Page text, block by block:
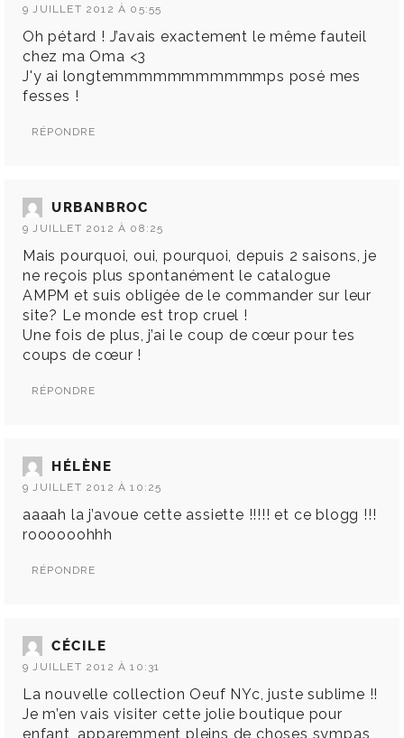
9 JUILLET 2012 À 05:55
Oh pétard ! J’avais exactement le même fauteil
chez ma Oma <3
J'y ai longtemmmmmmmmmmmps posé mes
fesses !
RÉPONDRE
URBANBROC
9 JUILLET 2012 À 08:25
Mais pourquoi, oui, pourquoi, depuis 2 saisons, je
ne reçois plus spontanément le catalogue
AMPM et suis obligée de le commander sur leur
site? Le monde est trop cruel !
Une fois de plus, j’ai le coup de cœur pour tes
coups de cœur !
RÉPONDRE
HÉLÈNE
9 JUILLET 2012 À 10:25
aaaah la j’avoue cette assiette !!!!! et ce blogg !!!
roooooohhh
RÉPONDRE
CÉCILE
9 JUILLET 2012 À 10:31
La nouvelle collection Oeuf NYc, juste sublime !!
Je m’en vais visiter cette jolie boutique pour
enfant, apparemment pleins de choses sympas